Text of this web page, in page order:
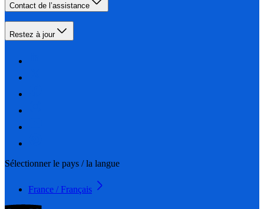
Contact de l’assistance
Restez à jour
Sélectionner le pays / la langue
France / Français